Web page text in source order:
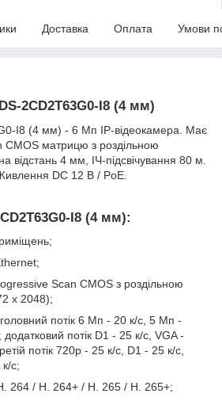
Доставка Оплата Умови
2CD2T63G0-I8 (4 мм)
I8 (4 мм) - 6 Мп IP-відеокамера. Має
матрицю з роздільною
відстань 4 мм, ІЧ-підсвічування 80 м.
DC 12 В / PoE.
I8 (4 мм):
Scan CMOS з роздільною
х 2048);
головний потік 6 Мп - 20 к/с, 5 Мп -
потік D1 - 25 к/с, VGA -
потік 720р - 25 к/с, D1 - 25 к/с,
с;
264 / H. 264+ / H. 265 / H. 265+;